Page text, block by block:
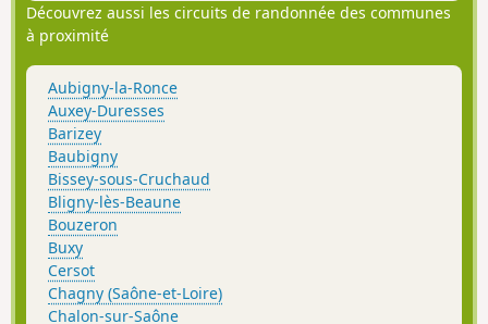
Découvrez aussi les circuits de randonnée des communes
à proximité
Aubigny-la-Ronce
Auxey-Duresses
Barizey
Baubigny
Bissey-sous-Cruchaud
Bligny-lès-Beaune
Bouzeron
Buxy
Cersot
Chagny (Saône-et-Loire)
Chalon-sur-Saône